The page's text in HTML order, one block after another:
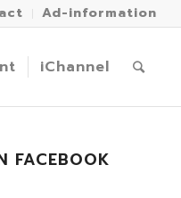
Ad-information
iChannel
FACEBOOK